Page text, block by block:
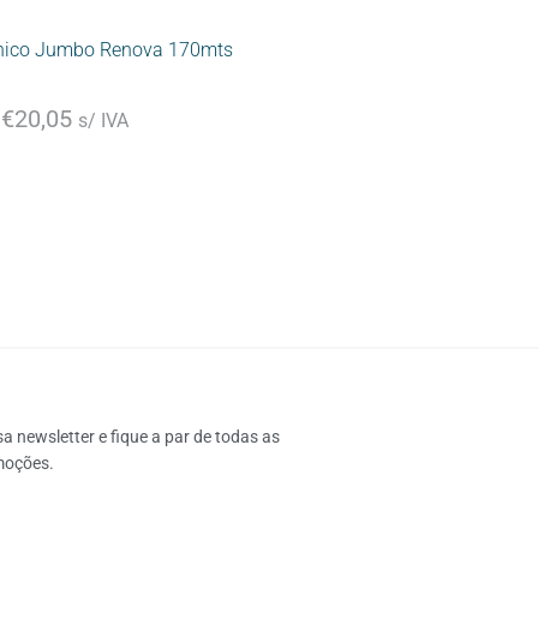
Jumbo Renova 170mts
€20,05 s/ IVA
newsletter e fique a par de todas as